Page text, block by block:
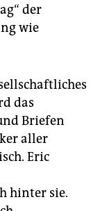
der
wie
das
Briefen
aller
Eric
hinter sie.